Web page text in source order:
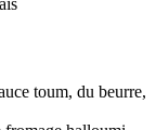
toum, du beurre,